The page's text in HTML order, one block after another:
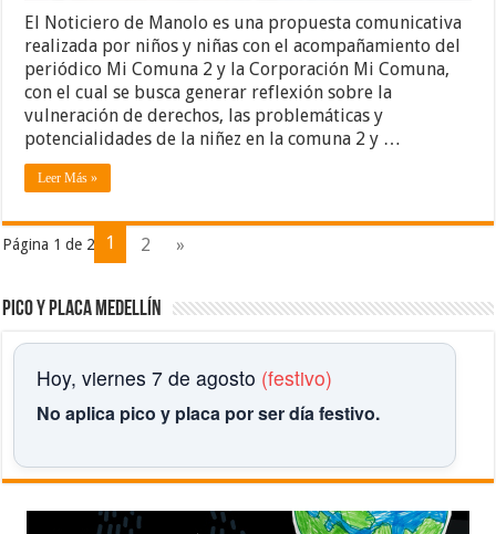
El Noticiero de Manolo es una propuesta comunicativa
realizada por niños y niñas con el acompañamiento del
periódico Mi Comuna 2 y la Corporación Mi Comuna,
con el cual se busca generar reflexión sobre la
vulneración de derechos, las problemáticas y
potencialidades de la niñez en la comuna 2 y …
Leer Más »
Página 1 de 2 1 2 »
Pico y placa Medellín
Hoy, viernes 7 de agosto (festivo)
No aplica pico y placa por ser día festivo.